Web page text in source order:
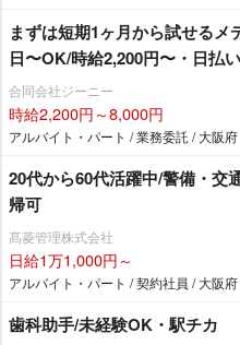
まずは短期1ヶ月から試せる
日〜OK/時給2,200円〜・日払
合同会社ジーニー
時給2,200円～8,000円
アルバイト・パート / 業務委託 / 大阪府
20代から60代活躍中/警備・交
帰可
髙菱管理株式会社
日給1万1,000円～
アルバイト・パート / 契約社員 / 大阪府
歯科助手/未経験OK・駅チカ